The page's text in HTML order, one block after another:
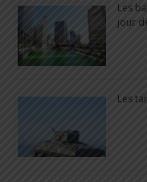
Les
jour
Les